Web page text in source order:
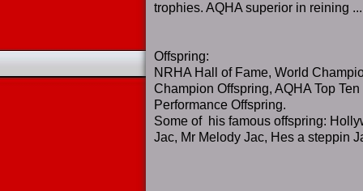
trophies. AQHA superior in reining ...
Offspring:
NRHA Hall of Fame, World
Champion Offspring, AQHA Top
Performance Offspring.
Some of his famous offspring:
Jac, Mr Melody Jac, Hes a steppin